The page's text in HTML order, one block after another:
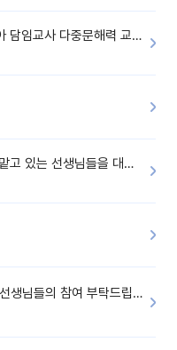
[설문조사/기프티콘지급] 만3-5세 유아 담임교사 다중문해력 교육 증진을 위한 설문조사
[설문조사/기프티콘] 만3-5세 담임을 맡고 있는 선생님들을 대상으로 설문조사를 합니다!
[커피쿠폰☕️/설문모집] 자녀가 있으신 선생님들의 참여 부탁드립니다!!